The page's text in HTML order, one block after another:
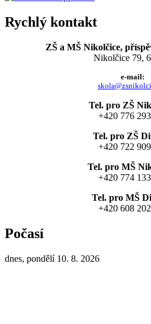
Rychlý kontakt
ZŠ a MŠ Nikolčice,
Nikolčice 79,
e-mail:
Tel. pro ZŠ
+420 776
Tel. pro ZŠ
+420 722
Tel. pro MŠ
+420 774
Tel. pro MŠ
+420 608
Počasí
dnes, pondělí 10. 8. 2026